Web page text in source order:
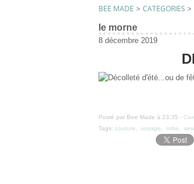
BEE MADE > CATEGORIES >
le morne
8 décembre 2019
Posté par Bee Made à 23:35 -
Tags: couture voyage robe